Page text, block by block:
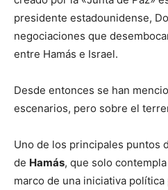
presidente estadounidense,
negociaciones que
entre Hamás e Israel.
Desde entonces se han
escenarios, pero sobre el
Uno de los principales puntos
de Hamás, que solo
marco de una iniciativa